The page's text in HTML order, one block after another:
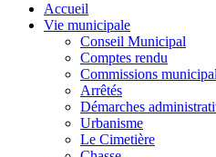
Accueil
Vie municipale
Conseil Municipal
Comptes rendu
Commissions
Arrêtés
Démarches
Urbanisme
Le Cimetière